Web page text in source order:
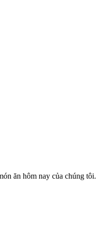
ăn hôm nay của chúng tôi.